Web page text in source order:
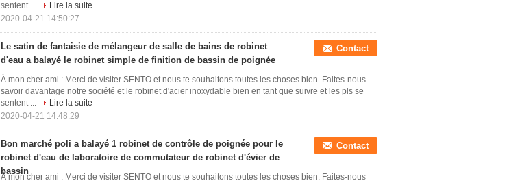
sentent ...
Lire la suite
2020-04-21 14:50:27
Le satin de fantaisie de mélangeur de salle de bains de robinet
d'eau a balayé le robinet simple de finition de bassin de poignée
Contact
À mon cher ami : Merci de visiter SENTO et nous te souhaitons toutes les choses bien. Faites-nous
savoir davantage notre société et le robinet d'acier inoxydable bien en tant que suivre et les pls se
sentent ...
Lire la suite
2020-04-21 14:48:29
Bon marché poli a balayé 1 robinet de contrôle de poignée pour le
robinet d'eau de laboratoire de commutateur de robinet d'évier de
bassin
Contact
À mon cher ami : Merci de visiter SENTO et nous te souhaitons toutes les choses bien. Faites-nous